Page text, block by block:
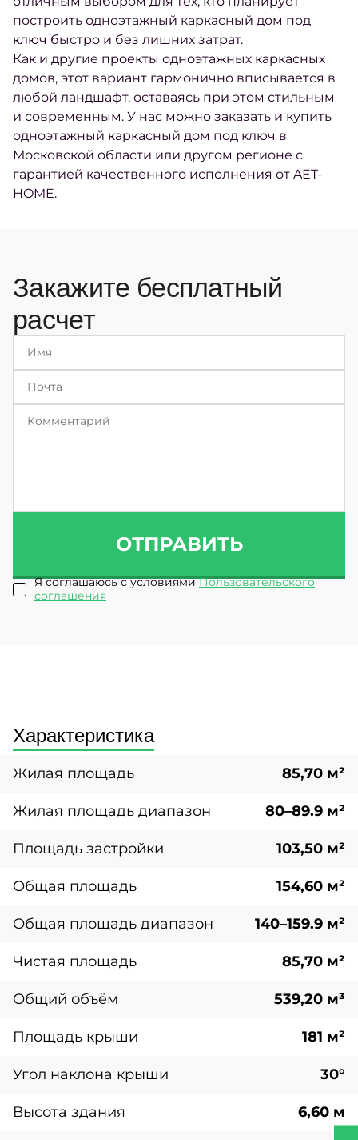
построить одноэтажный каркасный дом под
ключ быстро и без лишних затрат.
Как и другие проекты одноэтажных каркасных
домов, этот вариант гармонично вписывается в
любой ландшафт, оставаясь при этом стильным
и современным. У нас можно заказать и купить
одноэтажный каркасный дом под ключ в
Московской области или другом регионе с
гарантией качественного исполнения от AET-
HOME.
Закажите бесплатный
расчет
ОТПРАВИТЬ
Я соглашаюсь с условиямиПользовательского
соглашения
Характеристика
Жилая площадь 85,70 м²
Жилая площадь диапазон 80–89.9 м²
Площадь застройки 103,50 м²
Общая площадь 154,60 м²
Общая площадь диапазон 140–159.9 м²
Чистая площадь 85,70 м²
Общий объём 539,20 м³
Площадь крыши 181 м²
Угол наклона крыши 30°
Высота здания 6,60 м